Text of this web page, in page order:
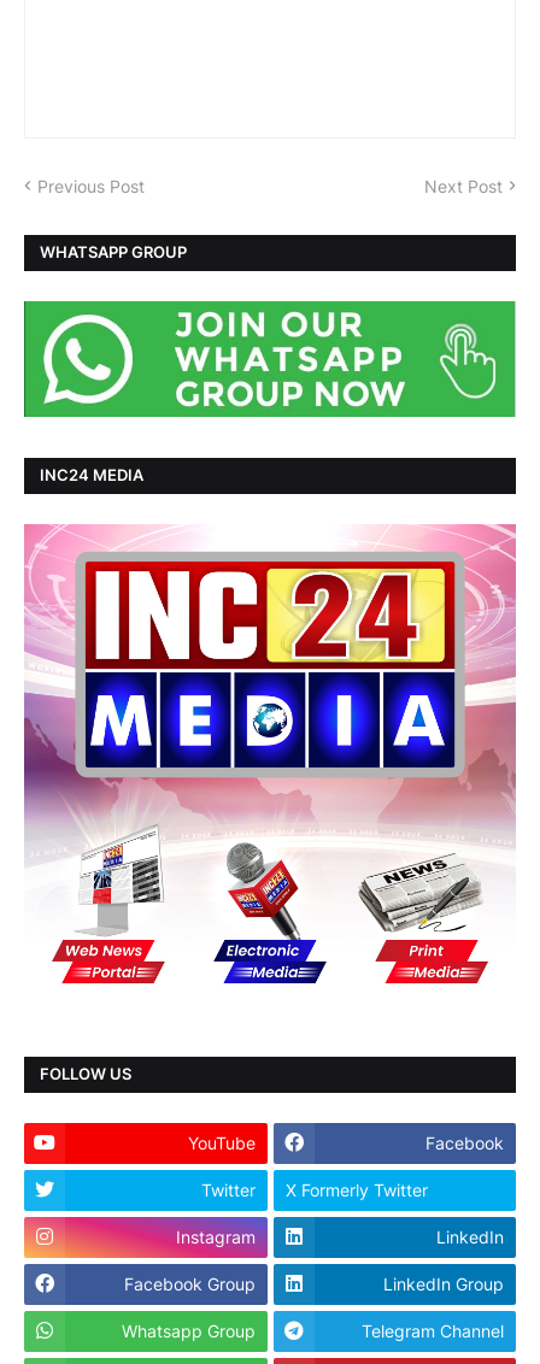
Previous Post Next Post
WHATSAPP GROUP
INC24 MEDIA
FOLLOW US
YouTube Facebook
Twitter X Formerly Twitter
Instagram LinkedIn
Facebook Group LinkedIn Group
Whatsapp Group Telegram Channel